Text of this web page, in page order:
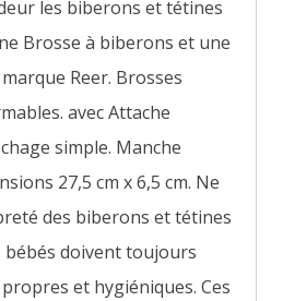
les biberons et tétines
Brosse à biberons et une
Reer. Brosses
avecAttache
simple. Manche
27,5 cm x 6,5 cm. Ne
des biberons et tétines
bébés doivent toujours
et hygiéniques. Ces